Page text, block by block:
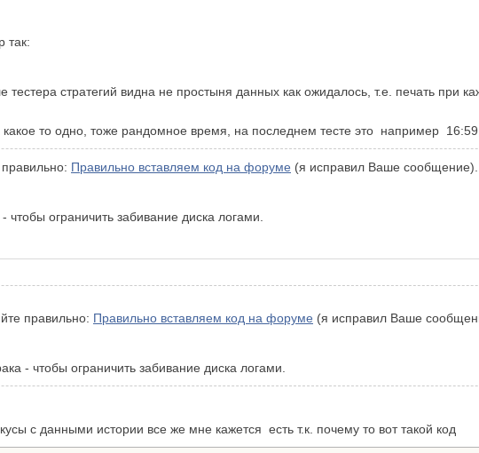
так:
стратегий видна не простыня данных как ожидалось, т.е. печать при
какое то одно, тоже рандомное время, на последнем тесте это например
Правильно вставляем код на форуме (я исправил Ваше сообщение).
чтобы ограничить забивание диска логами.
правильно: Правильно вставляем код на форуме (я исправил Ваше
- чтобы ограничить забивание диска логами.
с данными истории все же мне кажется есть т.к. почему то вот такой код